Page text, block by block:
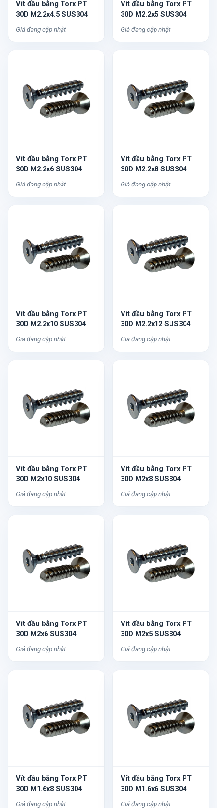
Vít đầu bằng Torx PT
30D M2.2x4.5 SUS304
Giá đang cập nhật
Vít đầu bằng Torx PT
30D M2.2x5 SUS304
Giá đang cập nhật
Vít đầu bằng Torx PT
30D M2.2x6 SUS304
Giá đang cập nhật
Vít đầu bằng Torx PT
30D M2.2x8 SUS304
Giá đang cập nhật
Vít đầu bằng Torx PT
30D M2.2x10 SUS304
Giá đang cập nhật
Vít đầu bằng Torx PT
30D M2.2x12 SUS304
Giá đang cập nhật
Vít đầu bằng Torx PT
30D M2x10 SUS304
Giá đang cập nhật
Vít đầu bằng Torx PT
30D M2x8 SUS304
Giá đang cập nhật
Vít đầu bằng Torx PT
30D M2x6 SUS304
Giá đang cập nhật
Vít đầu bằng Torx PT
30D M2x5 SUS304
Giá đang cập nhật
Vít đầu bằng Torx PT
30D M1.6x8 SUS304
Giá đang cập nhật
Vít đầu bằng Torx PT
30D M1.6x6 SUS304
Giá đang cập nhật